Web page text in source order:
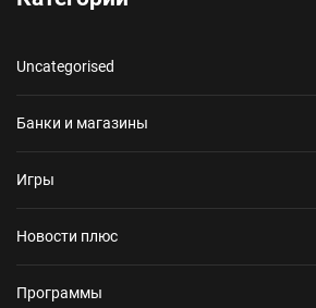
Uncategorised
Банки и магазины
Игры
Новости плюс
Программы